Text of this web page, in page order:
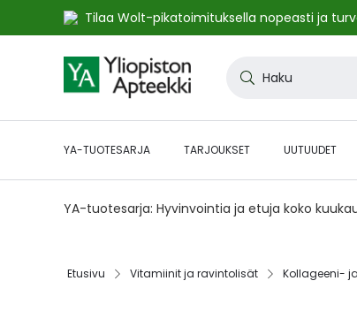
Tilaa Wolt-pikatoimituksella nopeasti ja
to
Content
YA-TUOTESARJA TARJOUKSET UUTUUDET
YA-tuotesarja: Hyvinvointia ja etuja koko
Etusivu‎ Vitamiinit ja ravintolisät‎ Kollageeni-